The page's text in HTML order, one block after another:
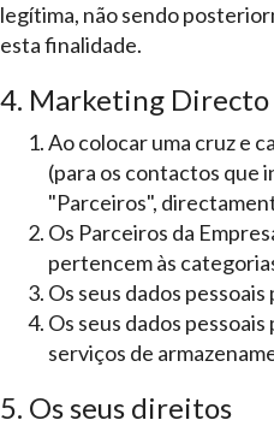
legítima, não sendo
esta finalidade.
4. Marketing Directo
Ao colocar uma cruz e
(para os contactos que
"Parceiros",
Os Parceiros da
pertencem às
Os seus dados
Os seus dados
serviços de
5. Os seus direitos